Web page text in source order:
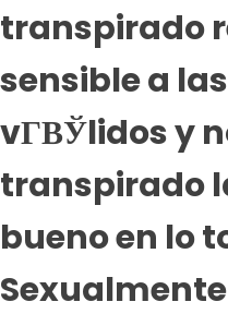
transpirado
sensible a
vГ­ВЎlidos y
transpirado
bueno en lo